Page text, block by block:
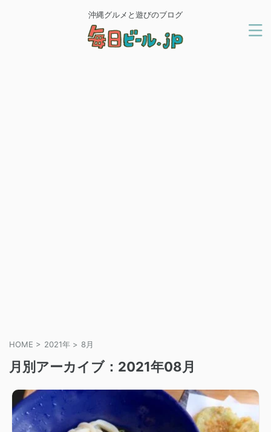
沖縄グルメと遊びのブログ
HOME > 2021年 > 8月
月別アーカイブ：2021年08月